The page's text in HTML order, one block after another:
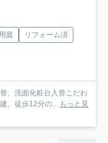
庭
リフォーム済
、洗面化粧台入替こだわ
。徒歩12分の... もっと見